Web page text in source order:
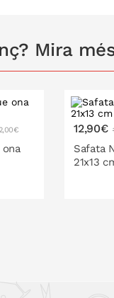
Mira
12,90€
Safata
21x13